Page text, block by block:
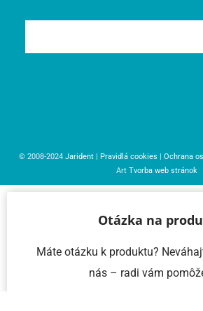
© 2008-2024 Jarident Pravidlá cookies Ochrana
Art Tvorba web stránok
Otázka na
Máte otázku k produktu?
nás – radi vám